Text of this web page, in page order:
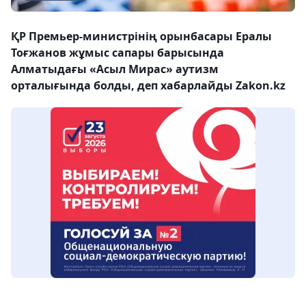
ҚР Премьер-министрінің орынбасары Ералы
Тоғжанов жұмыс сапары барысында
Алматыдағы «Асыл Мирас» аутизм
орталығында болды, деп хабарлайды Zakon.kz